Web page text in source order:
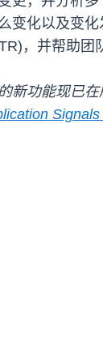
变化以及变
，并帮助团
新功能现已